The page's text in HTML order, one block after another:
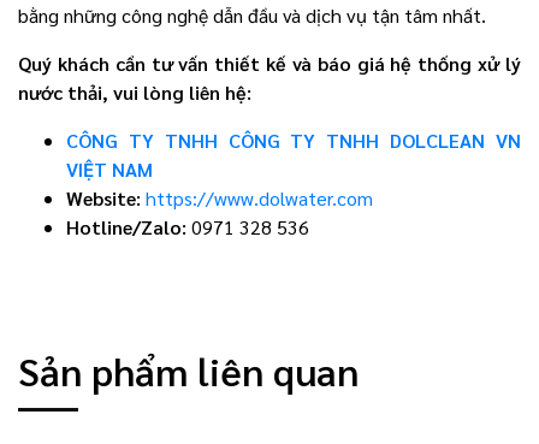
bằng những công nghệ dẫn đầu và dịch vụ tận tâm nhất.
Quý khách cần tư vấn thiết kế và báo giá hệ thống xử lý
nước thải, vui lòng liên hệ:
CÔNG TY TNHH CÔNG TY TNHH DOLCLEAN VN
VIỆT NAM
Website: https://www.dolwater.com
Hotline/Zalo: 0971 328 536
Sản phẩm liên quan